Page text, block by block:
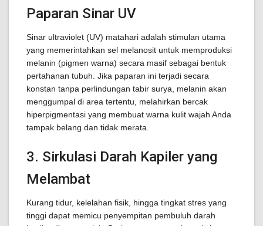
Paparan Sinar UV
Sinar ultraviolet (UV) matahari adalah stimulan utama
yang memerintahkan sel melanosit untuk memproduksi
melanin (pigmen warna) secara masif sebagai bentuk
pertahanan tubuh. Jika paparan ini terjadi secara
konstan tanpa perlindungan tabir surya, melanin akan
menggumpal di area tertentu, melahirkan bercak
hiperpigmentasi yang membuat warna kulit wajah Anda
tampak belang dan tidak merata.
3. Sirkulasi Darah Kapiler yang
Melambat
Kurang tidur, kelelahan fisik, hingga tingkat stres yang
tinggi dapat memicu penyempitan pembuluh darah